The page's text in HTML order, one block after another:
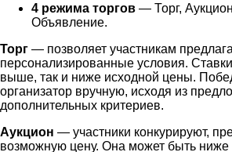
4 режима торгов — Торг,
Объявление.
Торг — позволяет участникам
персонализированные условия.
выше, так и ниже исходной цены.
организатор вручную, исходя из
дополнительных критериев.
Аукцион — участники конкурируют,
возможную цену. Она может быть ниже